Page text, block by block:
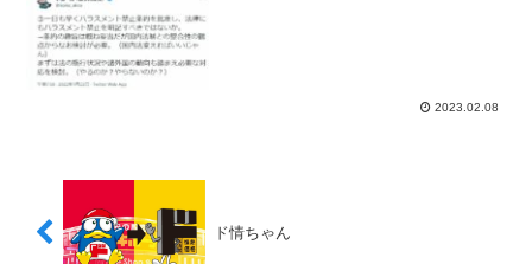
2023.02.08
ド情ちゃん